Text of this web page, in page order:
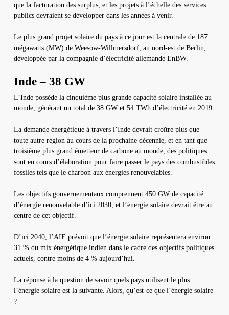
que la facturation des surplus, et les projets à l’échelle des services
publics devraient se développer dans les années à venir.
Le plus grand projet solaire du pays à ce jour est la centrale de 187
mégawatts (MW) de Weesow-Willmersdorf, au nord-est de Berlin,
développée par la compagnie d’électricité allemande EnBW.
Inde – 38 GW
L’Inde possède la cinquième plus grande capacité solaire installée au
monde, générant un total de 38 GW et 54 TWh d’électricité en 2019.
La demande énergétique à travers l’Inde devrait croître plus que
toute autre région au cours de la prochaine décennie, et en tant que
troisième plus grand émetteur de carbone au monde, des politiques
sont en cours d’élaboration pour faire passer le pays des combustibles
fossiles tels que le charbon aux énergies renouvelables.
Les objectifs gouvernementaux comprennent 450 GW de capacité
d’énergie renouvelable d’ici 2030, et l’énergie solaire devrait être au
centre de cet objectif.
D’ici 2040, l’AIE prévoit que l’énergie solaire représentera environ
31 % du mix énergétique indien dans le cadre des objectifs politiques
actuels, contre moins de 4 % aujourd’hui.
La réponse à la question de savoir quels pays utilisent le plus
l’énergie solaire est la suivante. Alors, qu’est-ce que l’énergie solaire
?